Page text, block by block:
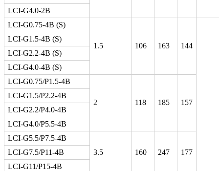
LCI-G4.0-2B
LCI-G0.75-4B (S)
1.5 106 163 144
LCI-G1.5-4B (S)
LCI-G2.2-4B (S)
LCI-G4.0-4B (S)
LCI-G0.75/Р1.5-4B
2 118 185 157
LCI-G1.5/Р2.2-4B
LCI-G2.2/Р4.0-4B
LCI-G4.0/Р5.5-4B
LCI-G5.5/P7.5-4B
3.5
160 247 177
LCI-G7.5/P11-4B
LCI-G11/P15-4B